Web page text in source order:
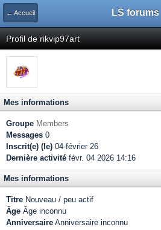
← Accueil LS forums
Profil de rikvip97art
Mes informations
Groupe Members
Messages 0
Inscrit(e) (le) 04-février 26
Dernière activité févr. 04 2026 14:16
Mes informations
Titre Nouveau / peu actif
Âge Âge inconnu
Anniversaire Anniversaire inconnu